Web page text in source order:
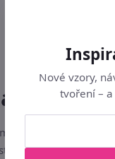
stříháním a
vašeho
Nové vzory,
tvoření –